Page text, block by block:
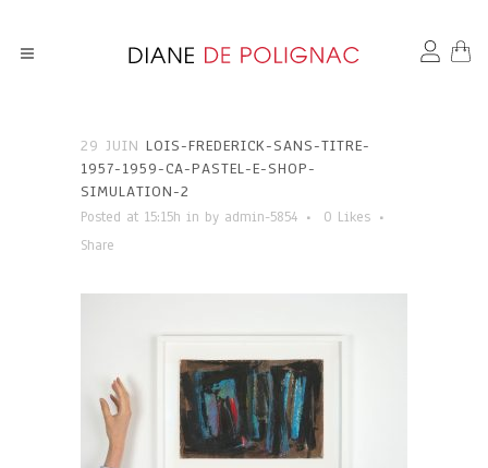
29 JUIN LOIS-FREDERICK-SANS-TITRE-
1957-1959-CA-PASTEL-E-SHOP-
SIMULATION-2
Posted at 15:15h in by admin-5854 0 Likes
Share